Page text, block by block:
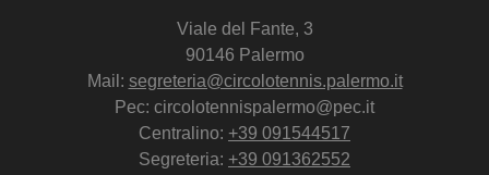
Viale del Fante, 3
90146 Palermo
Mail: segreteria@circolotennis.palermo.it
Pec: circolotennispalermo@pec.it
Centralino: +39 091544517
Segreteria: +39 091362552